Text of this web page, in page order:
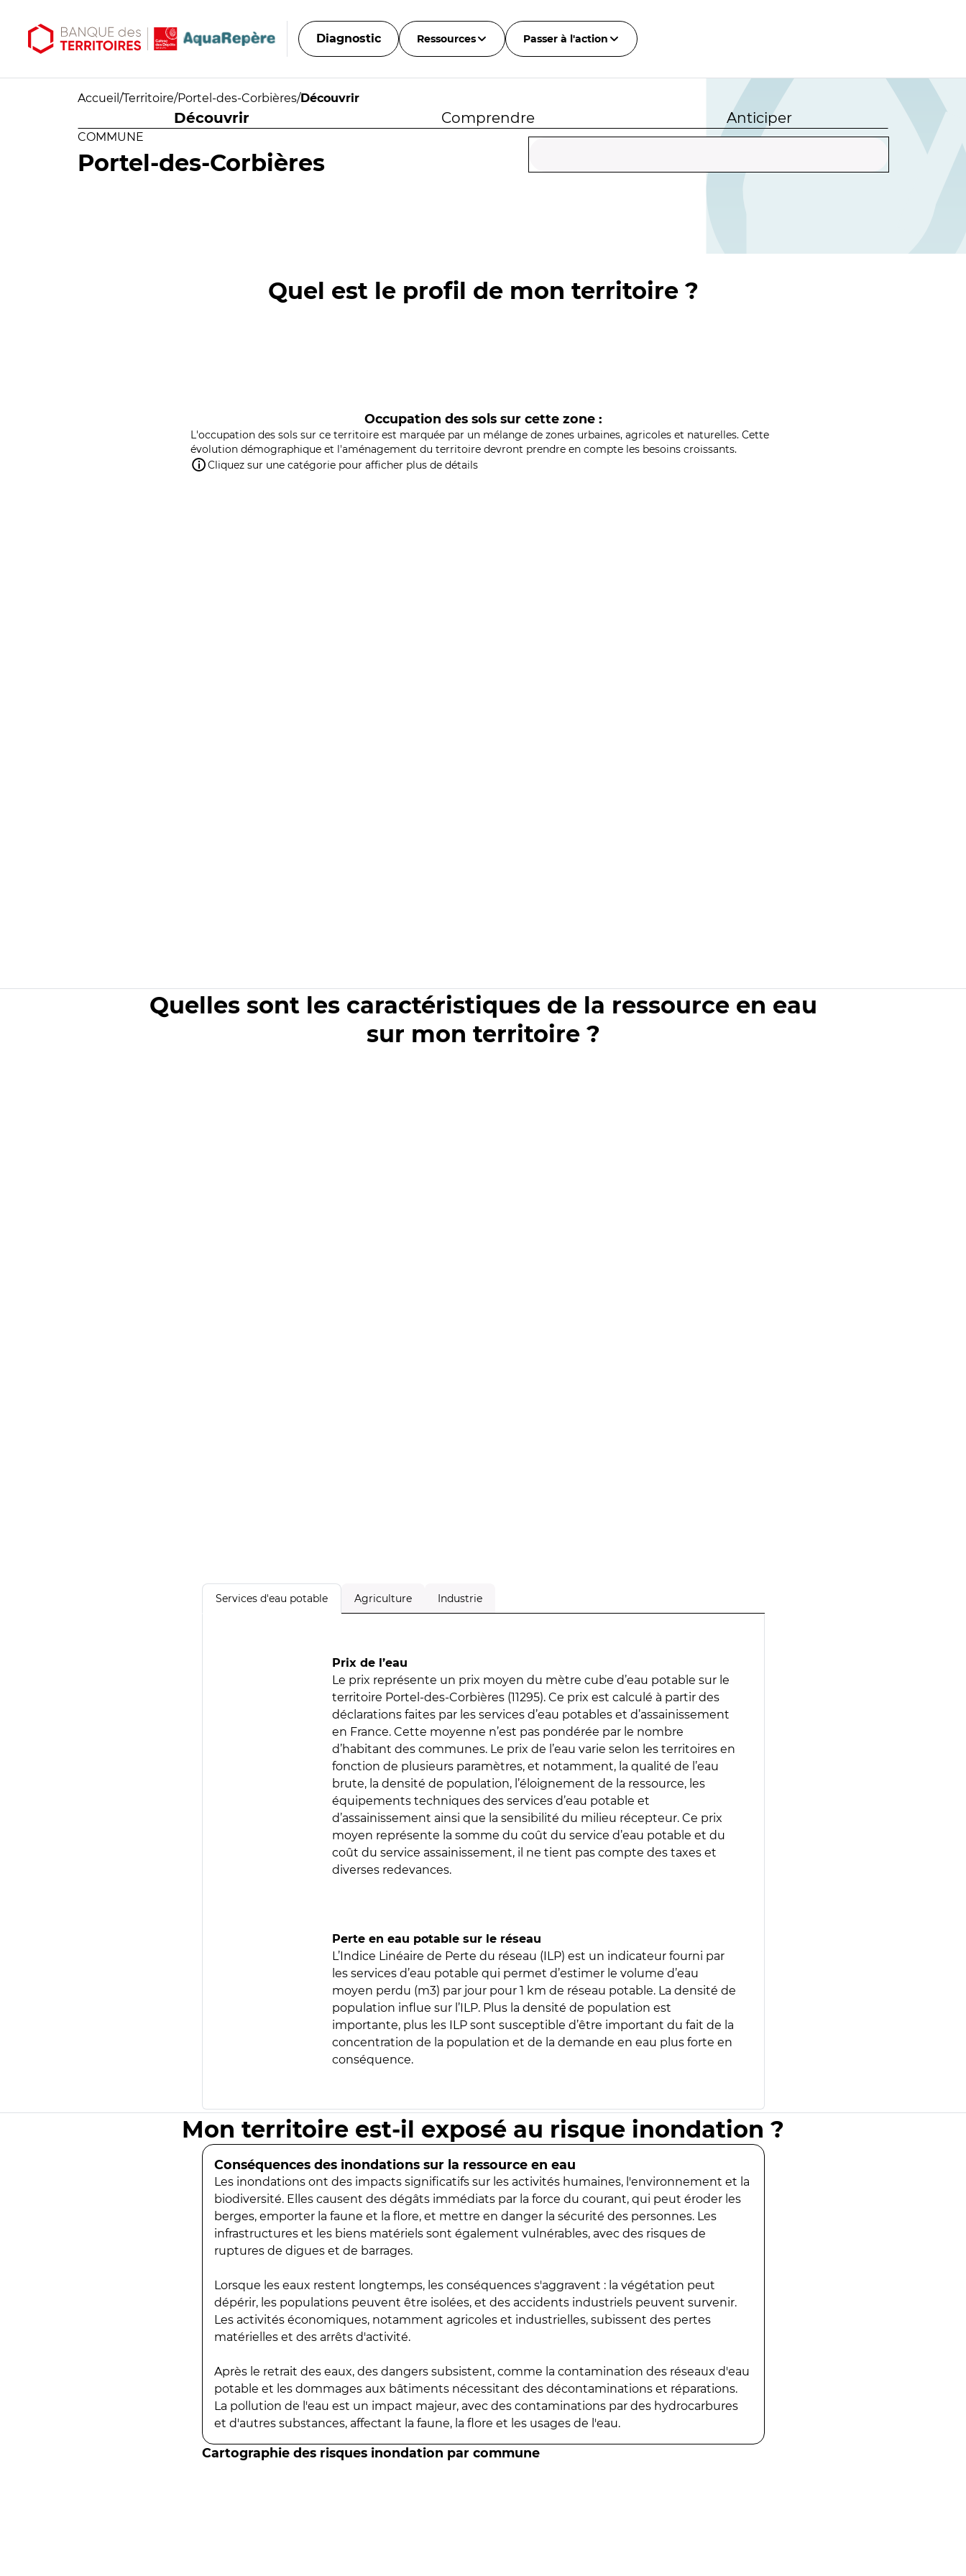
Diagnostic Ressources Passer à l'action
Accueil /Territoire/Portel-des-Corbières/Découvrir
Découvrir Comprendre Anticiper
COMMUNE
Portel-des-Corbières
Quel est le profil de mon territoire ?
Occupation des sols sur cette zone :
L'occupation des sols sur ce territoire est marquée par un mélange de zones urbaines, agricoles et naturelles. Cette
évolution démographique et l'aménagement du territoire devront prendre en compte les besoins croissants.
Cliquez sur une catégorie pour afficher plus de détails
Quelles sont les caractéristiques de la ressource en eau
sur mon territoire ?
Services d'eau potable Agriculture Industrie
Prix de l’eau
Le prix représente un prix moyen du mètre cube d’eau potable sur le
territoire Portel-des-Corbières (11295). Ce prix est calculé à partir des
déclarations faites par les services d’eau potables et d’assainissement
en France. Cette moyenne n’est pas pondérée par le nombre
d’habitant des communes. Le prix de l’eau varie selon les territoires en
fonction de plusieurs paramètres, et notamment, la qualité de l’eau
brute, la densité de population, l’éloignement de la ressource, les
équipements techniques des services d’eau potable et
d’assainissement ainsi que la sensibilité du milieu récepteur. Ce prix
moyen représente la somme du coût du service d’eau potable et du
coût du service assainissement, il ne tient pas compte des taxes et
diverses redevances.
Perte en eau potable sur le réseau
L’Indice Linéaire de Perte du réseau (ILP) est un indicateur fourni par
les services d’eau potable qui permet d’estimer le volume d’eau
moyen perdu (m3) par jour pour 1 km de réseau potable. La densité de
population influe sur l’ILP. Plus la densité de population est
importante, plus les ILP sont susceptible d’être important du fait de la
concentration de la population et de la demande en eau plus forte en
conséquence.
Mon territoire est-il exposé au risque inondation ?
Conséquences des inondations sur la ressource en eau
Les inondations ont des impacts significatifs sur les activités humaines, l'environnement et la
biodiversité. Elles causent des dégâts immédiats par la force du courant, qui peut éroder les
berges, emporter la faune et la flore, et mettre en danger la sécurité des personnes. Les
infrastructures et les biens matériels sont également vulnérables, avec des risques de
ruptures de digues et de barrages.
Lorsque les eaux restent longtemps, les conséquences s'aggravent : la végétation peut
dépérir, les populations peuvent être isolées, et des accidents industriels peuvent survenir.
Les activités économiques, notamment agricoles et industrielles, subissent des pertes
matérielles et des arrêts d'activité.
Après le retrait des eaux, des dangers subsistent, comme la contamination des réseaux d'eau
potable et les dommages aux bâtiments nécessitant des décontaminations et réparations.
La pollution de l'eau est un impact majeur, avec des contaminations par des hydrocarbures
et d'autres substances, affectant la faune, la flore et les usages de l'eau.
Cartographie des risques inondation par commune